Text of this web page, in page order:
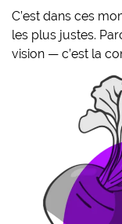
C’est dans ces
les plus justes.
vision — c’est la